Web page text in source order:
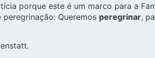
porque este é um marco para a
Queremos peregrinar,